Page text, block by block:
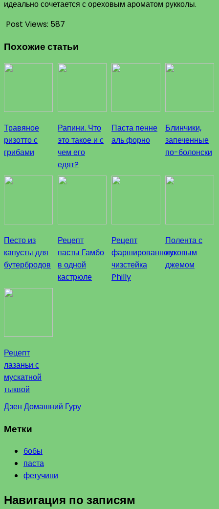
идеально сочетается с ореховым ароматом рукколы.
Post Views: 587
Похожие статьи
Травяное
ризотто с
грибами
Рапини. Что
это такое и с
чем его
едят?
Паста пенне
аль форно
Блинчики,
запеченные
по-болонски
Песто из
капусты для
бутербродов
Рецепт
пасты Гамбо
в одной
кастрюле
Рецепт
фаршированного
чизстейка
Philly
Полента с
луковым
джемом
Рецепт
лазаньи с
мускатной
тыквой
Дзен Домашний Гуру
Метки
бобы
паста
фетучини
Навигация по записям